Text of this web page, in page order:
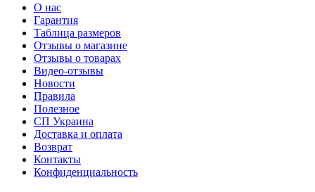
О нас
Гарантия
Таблица размеров
Отзывы о магазине
Отзывы о товарах
Видео-отзывы
Новости
Правила
Полезное
СП Украина
Доставка и оплата
Возврат
Контакты
Конфиденциальность